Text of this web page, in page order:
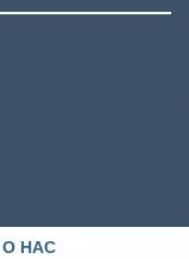
О НАС